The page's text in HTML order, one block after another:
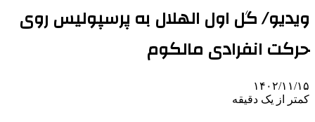
ویدیو/ گل اول الهلال به پرسپولیس روی
حرکت انفرادی مالکوم
۱۴۰۲/۱۱/۱۵
کمتر از یک دقیقه